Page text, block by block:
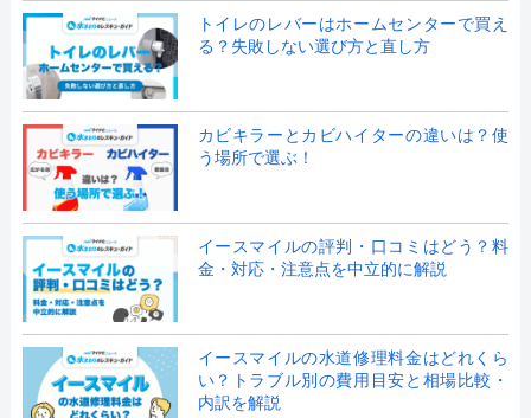
トイレのレバーはホームセンターで買え
る？失敗しない選び方と直し方
カビキラーとカビハイターの違いは？使
う場所で選ぶ！
イースマイルの評判・口コミはどう？料
金・対応・注意点を中立的に解説
イースマイルの水道修理料金はどれくら
い？トラブル別の費用目安と相場比較・
内訳を解説